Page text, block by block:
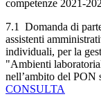
competenze 2021-
7.1 Domanda di
assistenti
individuali, per la
"Ambienti
nell’ambito del PON
CONSULTA